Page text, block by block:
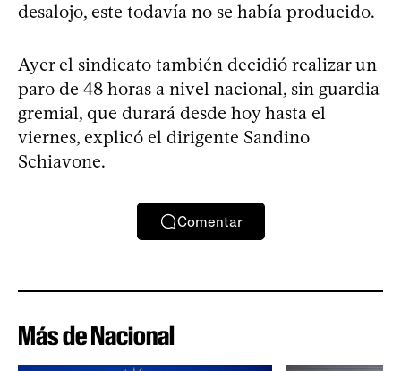
desalojo, este todavía no se había producido.
Ayer el sindicato también decidió realizar un
paro de 48 horas a nivel nacional, sin guardia
gremial, que durará desde hoy hasta el
viernes, explicó el dirigente Sandino
Schiavone.
Comentar
Más de Nacional